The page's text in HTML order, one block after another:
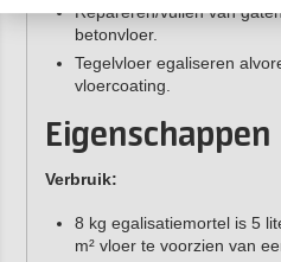
Repareren/vullen van
betonvloer.
Tegelvloer egaliseren
vloercoating.
Eigenschappen
Verbruik:
8 kg egalisatiemortel is 5
m² vloer te voorzien van